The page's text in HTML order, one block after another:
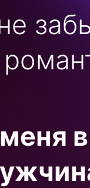
меня